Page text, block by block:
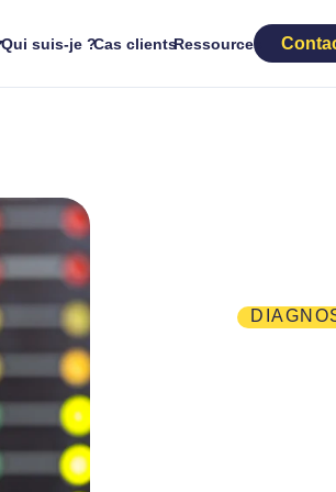
Qui suis-je ?Cas clientsRessources